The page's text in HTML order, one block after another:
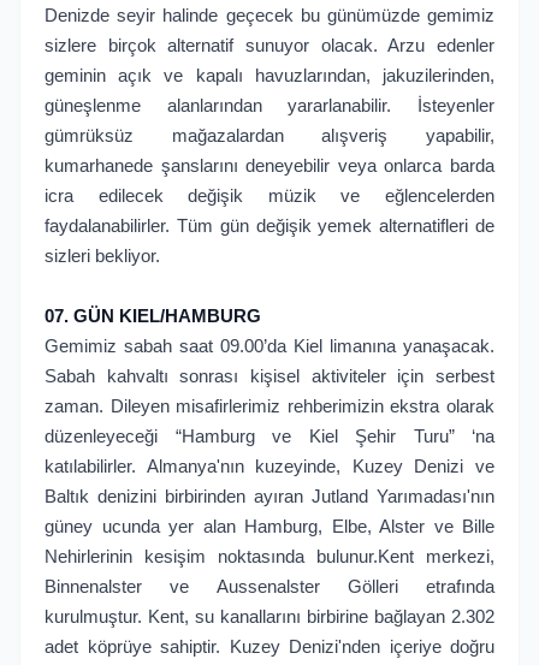
Denizde seyir halinde geçecek bu günümüzde gemimiz
sizlere birçok alternatif sunuyor olacak. Arzu edenler
geminin açık ve kapalı havuzlarından, jakuzilerinden,
güneşlenme alanlarından yararlanabilir. İsteyenler
gümrüksüz mağazalardan alışveriş yapabilir,
kumarhanede şanslarını deneyebilir veya onlarca barda
icra edilecek değişik müzik ve eğlencelerden
faydalanabilirler. Tüm gün değişik yemek alternatifleri de
sizleri bekliyor.
07. GÜN KIEL/HAMBURG
Gemimiz sabah saat 09.00’da Kiel limanına yanaşacak.
Sabah kahvaltı sonrası kişisel aktiviteler için serbest
zaman. Dileyen misafirlerimiz rehberimizin ekstra olarak
düzenleyeceği “Hamburg ve Kiel Şehir Turu” ‘na
katılabilirler. Almanya'nın kuzeyinde, Kuzey Denizi ve
Baltık denizini birbirinden ayıran Jutland Yarımadası'nın
güney ucunda yer alan Hamburg, Elbe, Alster ve Bille
Nehirlerinin kesişim noktasında bulunur.Kent merkezi,
Binnenalster ve Aussenalster Gölleri etrafında
kurulmuştur. Kent, su kanallarını birbirine bağlayan 2.302
adet köprüye sahiptir. Kuzey Denizi'nden içeriye doğru